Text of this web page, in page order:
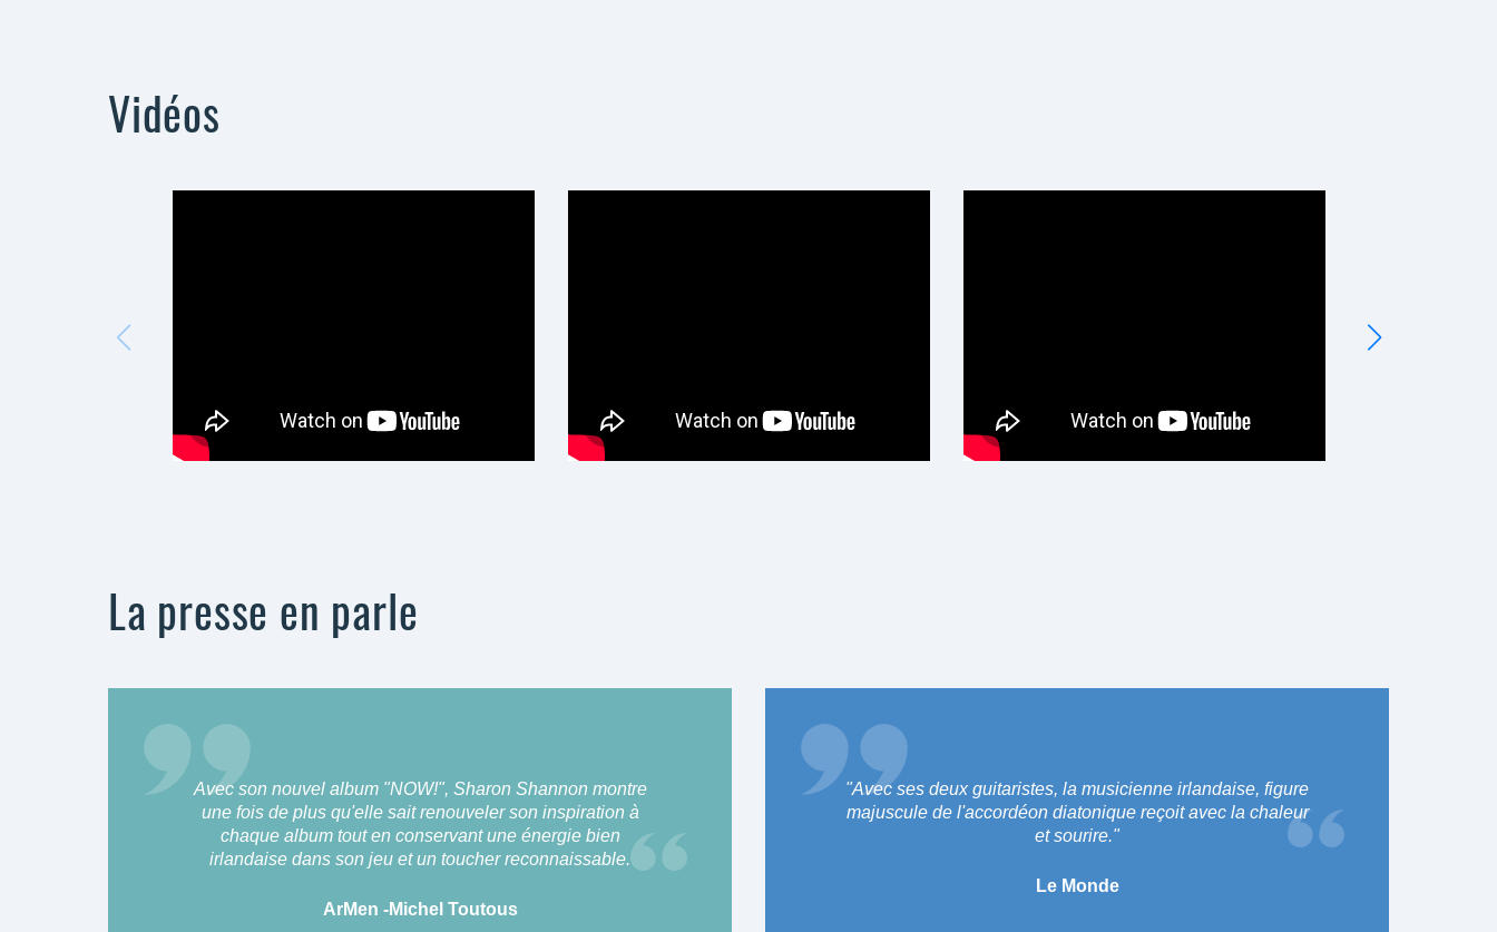
Vidéos
La presse en parle
Avec son nouvel album "NOW!", Sharon Shannon montre
une fois de plus qu'elle sait renouveler son inspiration à
chaque album tout en conservant une énergie bien
irlandaise dans son jeu et un toucher reconnaissable.
ArMen -Michel Toutous
"Avec ses deux guitaristes, la musicienne irlandaise, figure
majuscule de l'accordéon diatonique reçoit avec la chaleur
et sourire."
Le Monde